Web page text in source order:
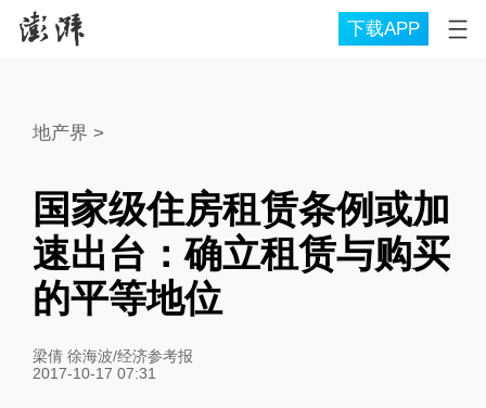
下载APP
地产界 >
国家级住房租赁条例或加
速出台：确立租赁与购买
的平等地位
梁倩 徐海波/经济参考报
2017-10-17 07:31